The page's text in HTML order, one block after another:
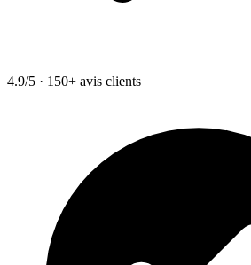
4.9/5 · 150+ avis clients